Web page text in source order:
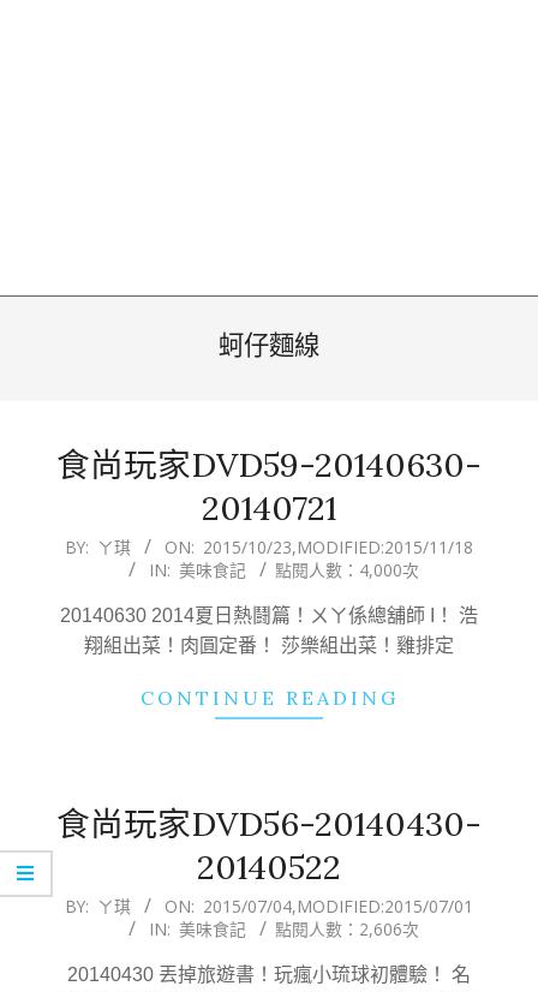
蚵仔麵線
食尚玩家DVD59-20140630-
20140721
2015-
23
BY: ㄚ琪 ON: 2015/10/23,MODIFIED:2015/11/18
IN: 美味食記 點閱人數：4,000次
20140630 2014夏日熱鬪篇！ㄨㄚ係總舖師 I！ 浩
翔組出菜！肉圓定番！ 莎樂組出菜！雞排定
CONTINUE READING
食尚玩家DVD56-20140430-
20140522
2015-
04
BY: ㄚ琪 ON: 2015/07/04,MODIFIED:2015/07/01
IN: 美味食記 點閱人數：2,606次
20140430 丟掉旅遊書！玩瘋小琉球初體驗！ 名